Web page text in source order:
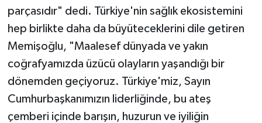
parçasıdır" dedi. Türkiye'nin sağlık ekosistemini
hep birlikte daha da büyüteceklerini dile getiren
Memişoğlu, "Maalesef dünyada ve yakın
coğrafyamızda üzücü olayların yaşandığı bir
dönemden geçiyoruz. Türkiye'miz, Sayın
Cumhurbaşkanımızın liderliğinde, bu ateş
çemberi içinde barışın, huzurun ve iyiliğin